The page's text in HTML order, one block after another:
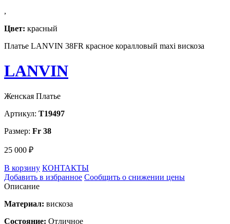
,
Цвет: красный
Платье LANVIN 38FR красное коралловый maxi вискоза
LANVIN
Женская Платье
Артикул: T19497
Размер: Fr 38
25 000 ₽
В корзину КОНТАКТЫ
Добавить в избранное Сообщить о снижении цены
Описание
Материал: вискоза
Состояние: Отличное